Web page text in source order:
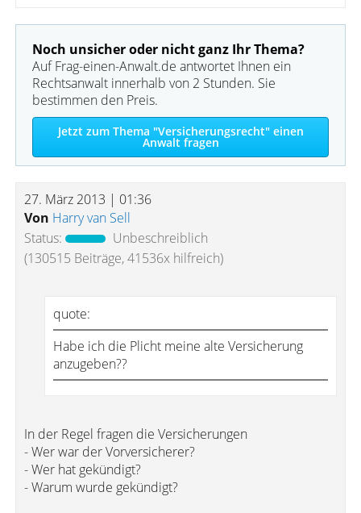
Noch unsicher oder nicht ganz Ihr Thema?
Auf Frag-einen-Anwalt.de antwortet Ihnen ein
Rechtsanwalt innerhalb von 2 Stunden. Sie
bestimmen den Preis.
Jetzt zum Thema "Versicherungsrecht" einen
Anwalt fragen
27. März 2013 | 01:36
Von Harry van Sell
Status:
Unbeschreiblich
(130515 Beiträge, 41536x hilfreich)
quote:
Habe ich die Plicht meine alte Versicherung
anzugeben??
In der Regel fragen die Versicherungen
- Wer war der Vorversicherer?
- Wer hat gekündigt?
- Warum wurde gekündigt?